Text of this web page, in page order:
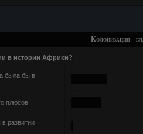
Колонизация -
в истории Африки?
была бы в
плюсов.
развитии